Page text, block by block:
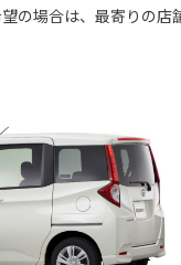
の場合は、最寄りの店